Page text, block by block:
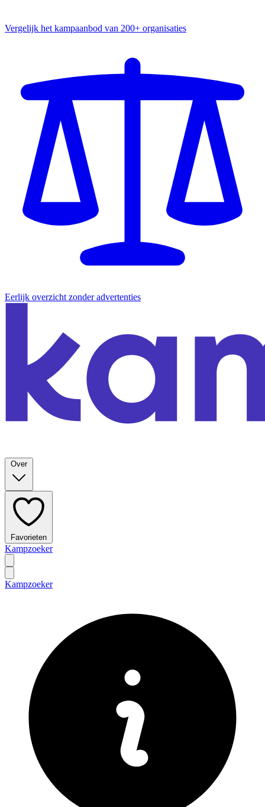
Vergelijk het kampaanbod van 200+ organisaties
Eerlijk overzicht zonder advertenties
Over
Favorieten
Kampzoeker
Kampzoeker